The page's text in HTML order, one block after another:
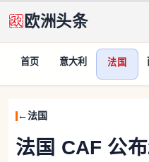
欧洲头条
首页 意大利 法国
法国
法国 CAF 公